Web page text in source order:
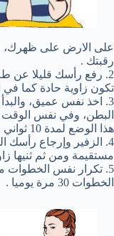
على الارض على ظهرك،
رقبتك .
2. رفع رأسك قليلا عن
تكون زاوية حادة كما في
3. اخذ نفس عميق،
البطن، وفي نفس الوقت
هذا الوضع لمدة 10 ثواني .
4. الزفير وإرجاع
مستقيمة ومن ثم ثنيها
5. تكرار نفس الخطوات
الخطوات 30 مرة يوميا .